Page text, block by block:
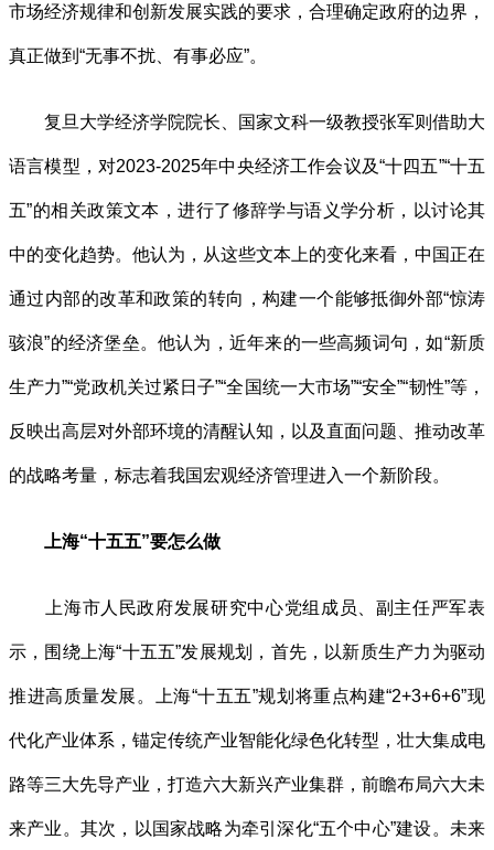
市场经济规律和创新发展实践的要求，合理确定政府的边界，
真正做到“无事不扰、有事必应”。
复旦大学经济学院院长、国家文科一级教授张军则借助大
语言模型，对2023-2025年中央经济工作会议及“十四五”“十五
五”的相关政策文本，进行了修辞学与语义学分析，以讨论其
中的变化趋势。他认为，从这些文本上的变化来看，中国正在
通过内部的改革和政策的转向，构建一个能够抵御外部“惊涛
骇浪”的经济堡垒。他认为，近年来的一些高频词句，如“新质
生产力”“党政机关过紧日子”“全国统一大市场”“安全”“韧性”等，
反映出高层对外部环境的清醒认知，以及直面问题、推动改革
的战略考量，标志着我国宏观经济管理进入一个新阶段。
上海“十五五”要怎么做
上海市人民政府发展研究中心党组成员、副主任严军表
示，围绕上海“十五五”发展规划，首先，以新质生产力为驱动
推进高质量发展。上海“十五五”规划将重点构建“2+3+6+6”现
代化产业体系，锚定传统产业智能化绿色化转型，壮大集成电
路等三大先导产业，打造六大新兴产业集群，前瞻布局六大未
来产业。其次，以国家战略为牵引深化“五个中心”建设。未来